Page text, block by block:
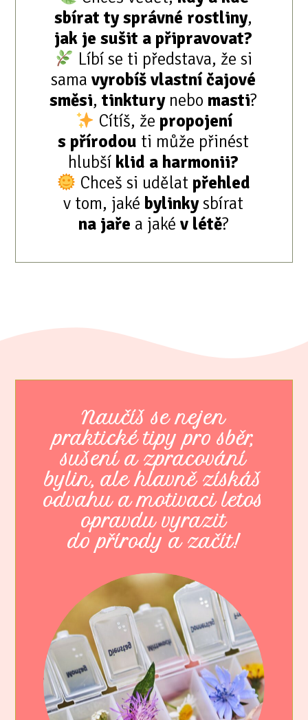
sbírat ty správné rostliny,
jak je sušit a připravovat?
Líbí se ti představa, že si
samavyrobíš vlastní čajové
směsi,tinkturynebo masti?
Cítíš, že propojení
s přírodou ti může přinést
hlubší klid a harmonii?
Chceš si udělat přehled
v tom, jaké bylinkysbírat
na jaře a jaké v létě?
Naučíš se nejen
praktické tipy pro sběr,
sušení a zpracování
bylin, ale hlavně získáš
odvahu a motivaci letos
opravdu vyrazit
do přírody a začít!